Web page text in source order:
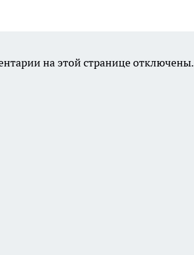
на этой странице отключены.